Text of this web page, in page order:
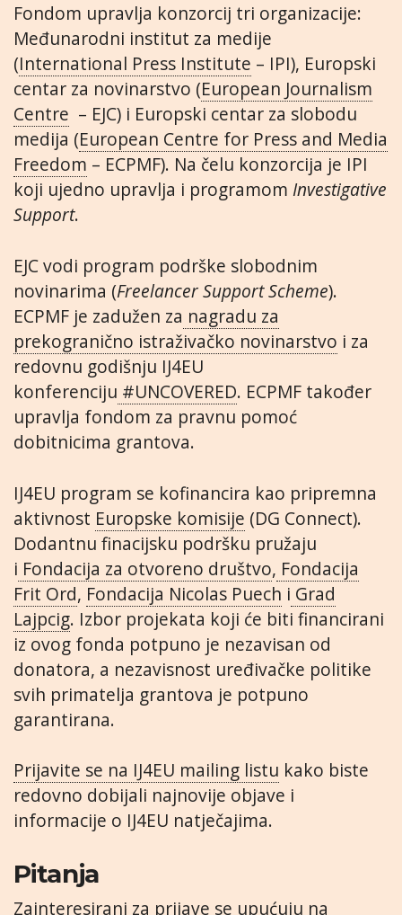
Fondom upravlja konzorcij tri organizacije:
Međunarodni institut za medije
(International Press Institute – IPI), Europski
centar za novinarstvo (European Journalism
Centre – EJC) i Europski centar za slobodu
medija (European Centre for Press and Media
Freedom – ECPMF). Na čelu konzorcija je IPI
koji ujedno upravlja i programom Investigative
Support.
EJC vodi program podrške slobodnim
novinarima (Freelancer Support Scheme).
ECPMF je zadužen za nagradu za
prekogranično istraživačko novinarstvo i za
redovnu godišnju IJ4EU
konferenciju #UNCOVERED. ECPMF također
upravlja fondom za pravnu pomoć
dobitnicima grantova.
IJ4EU program se kofinancira kao pripremna
aktivnost Europske komisije (DG Connect).
Dodantnu finacijsku podršku pružaju
i Fondacija za otvoreno društvo, Fondacija
Frit Ord, Fondacija Nicolas Puech i Grad
Lajpcig. Izbor projekata koji će biti financirani
iz ovog fonda potpuno je nezavisan od
donatora, a nezavisnost uređivačke politike
svih primatelja grantova je potpuno
garantirana.
Prijavite se na IJ4EU mailing listu kako biste
redovno dobijali najnovije objave i
informacije o IJ4EU natječajima.
Pitanja
Zainteresirani za prijave se upućuju na